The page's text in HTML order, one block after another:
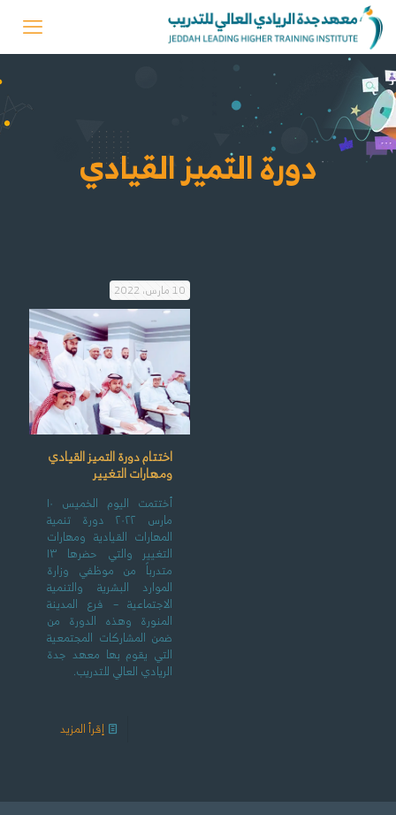
دورة التميز القيادي
10 مارس، 2022
اختتام دورة التميز القيادي
ومهارات التغيير
أختتمت اليوم الخميس ١٠
مارس ٢٠٢٢ دورة تنمية
المهارات القيادية ومهارات
التغيير والتي حضرها ١٣
متدرباً من موظفي وزارة
الموارد البشرية والتنمية
الاجتماعية – فرع المدينة
المنورة وهذه الدورة من
ضمن المشاركات المجتمعية
التي يقوم بها معهد جدة
الريادي العالي للتدريب.
إقرأ المزيد